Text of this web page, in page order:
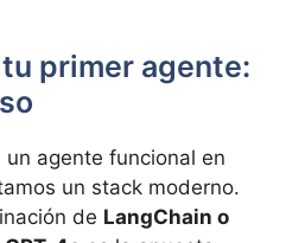
primer agente:
agente funcional en
un stack moderno.
de LangChain o